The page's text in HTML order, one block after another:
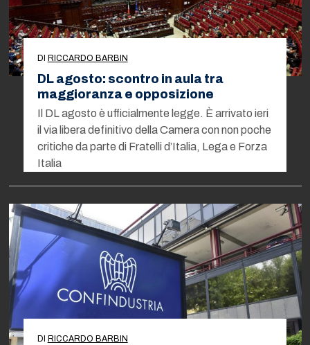
DI RICCARDO BARBIN
DL agosto: scontro in aula tra
maggioranza e opposizione
Il DL agosto è ufficialmente legge. È arrivato ieri
il via libera definitivo della Camera con non poche
critiche da parte di Fratelli d’Italia, Lega e Forza
Italia
DI RICCARDO BARBIN